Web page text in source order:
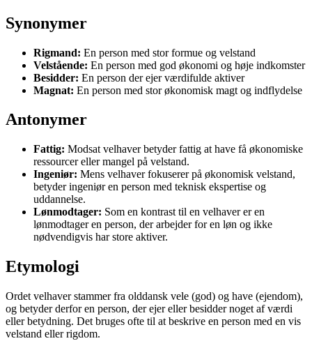
Synonymer
Rigmand: En person med stor formue og velstand
Velstående: En person med god økonomi og høje indkomster
Besidder: En person der ejer værdifulde aktiver
Magnat: En person med stor økonomisk magt og indflydelse
Antonymer
Fattig: Modsat velhaver betyder fattig at have få økonomiske
ressourcer eller mangel på velstand.
Ingeniør: Mens velhaver fokuserer på økonomisk velstand,
betyder ingeniør en person med teknisk ekspertise og
uddannelse.
Lønmodtager: Som en kontrast til en velhaver er en
lønmodtager en person, der arbejder for en løn og ikke
nødvendigvis har store aktiver.
Etymologi
Ordet velhaver stammer fra olddansk vele (god) og have (ejendom),
og betyder derfor en person, der ejer eller besidder noget af værdi
eller betydning. Det bruges ofte til at beskrive en person med en vis
velstand eller rigdom.